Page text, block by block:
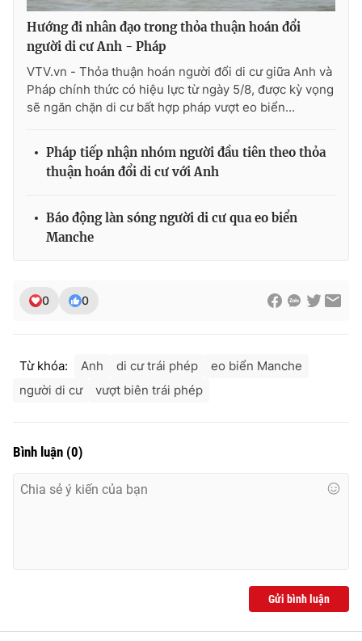
Hướng đi nhân đạo trong thỏa thuận hoán đổi
người di cư Anh - Pháp
VTV.vn - Thỏa thuận hoán người đổi di cư giữa Anh và
Pháp chính thức có hiệu lực từ ngày 5/8, được kỳ vọng
sẽ ngăn chặn di cư bất hợp pháp vượt eo biển...
Pháp tiếp nhận nhóm người đầu tiên theo thỏa
thuận hoán đổi di cư với Anh
Báo động làn sóng người di cư qua eo biển
Manche
0 0
Từ khóa: Anh di cư trái phép
eo biển Manche
người di cư
vượt biên trái phép
Bình luận (0)
Gửi bình luận